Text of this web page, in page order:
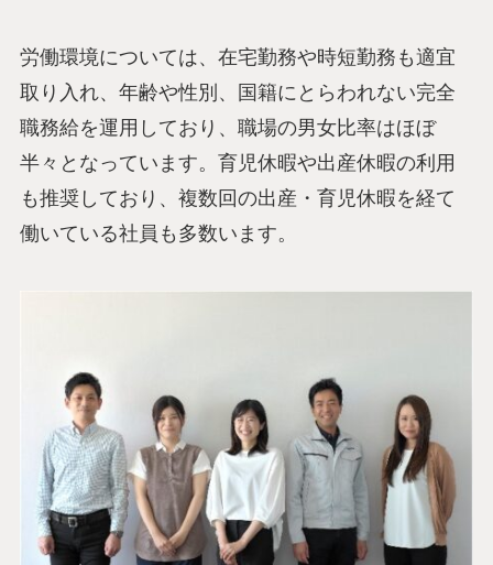
労働環境については、在宅勤務や時短勤務も適宜
取り入れ、年齢や性別、国籍にとらわれない完全
職務給を運用しており、職場の男女比率はほぼ
半々となっています。育児休暇や出産休暇の利用
も推奨しており、複数回の出産・育児休暇を経て
働いている社員も多数います。